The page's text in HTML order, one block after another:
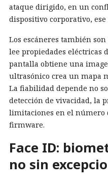
ataque dirigido, en un
dispositivo corporativo,
Los escáneres también
lee propiedades eléctricas
pantalla obtiene una
ultrasónico crea un mapa
La fiabilidad depende no
detección de vivacidad, la
limitaciones en el número
firmware.
Face ID:
no sin